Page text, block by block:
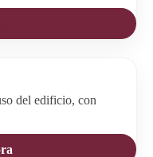
del edificio, con